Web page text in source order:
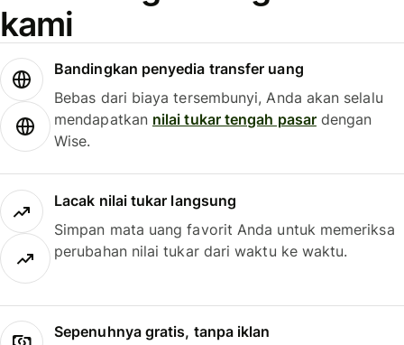
kami
Bandingkan penyedia transfer uang
Bebas dari biaya tersembunyi, Anda akan selalu
mendapatkan nilai tukar tengah pasardengan
Wise.
Lacak nilai tukar langsung
Simpan mata uang favorit Anda untuk memeriksa
perubahan nilai tukar dari waktu ke waktu.
Sepenuhnya gratis, tanpa iklan